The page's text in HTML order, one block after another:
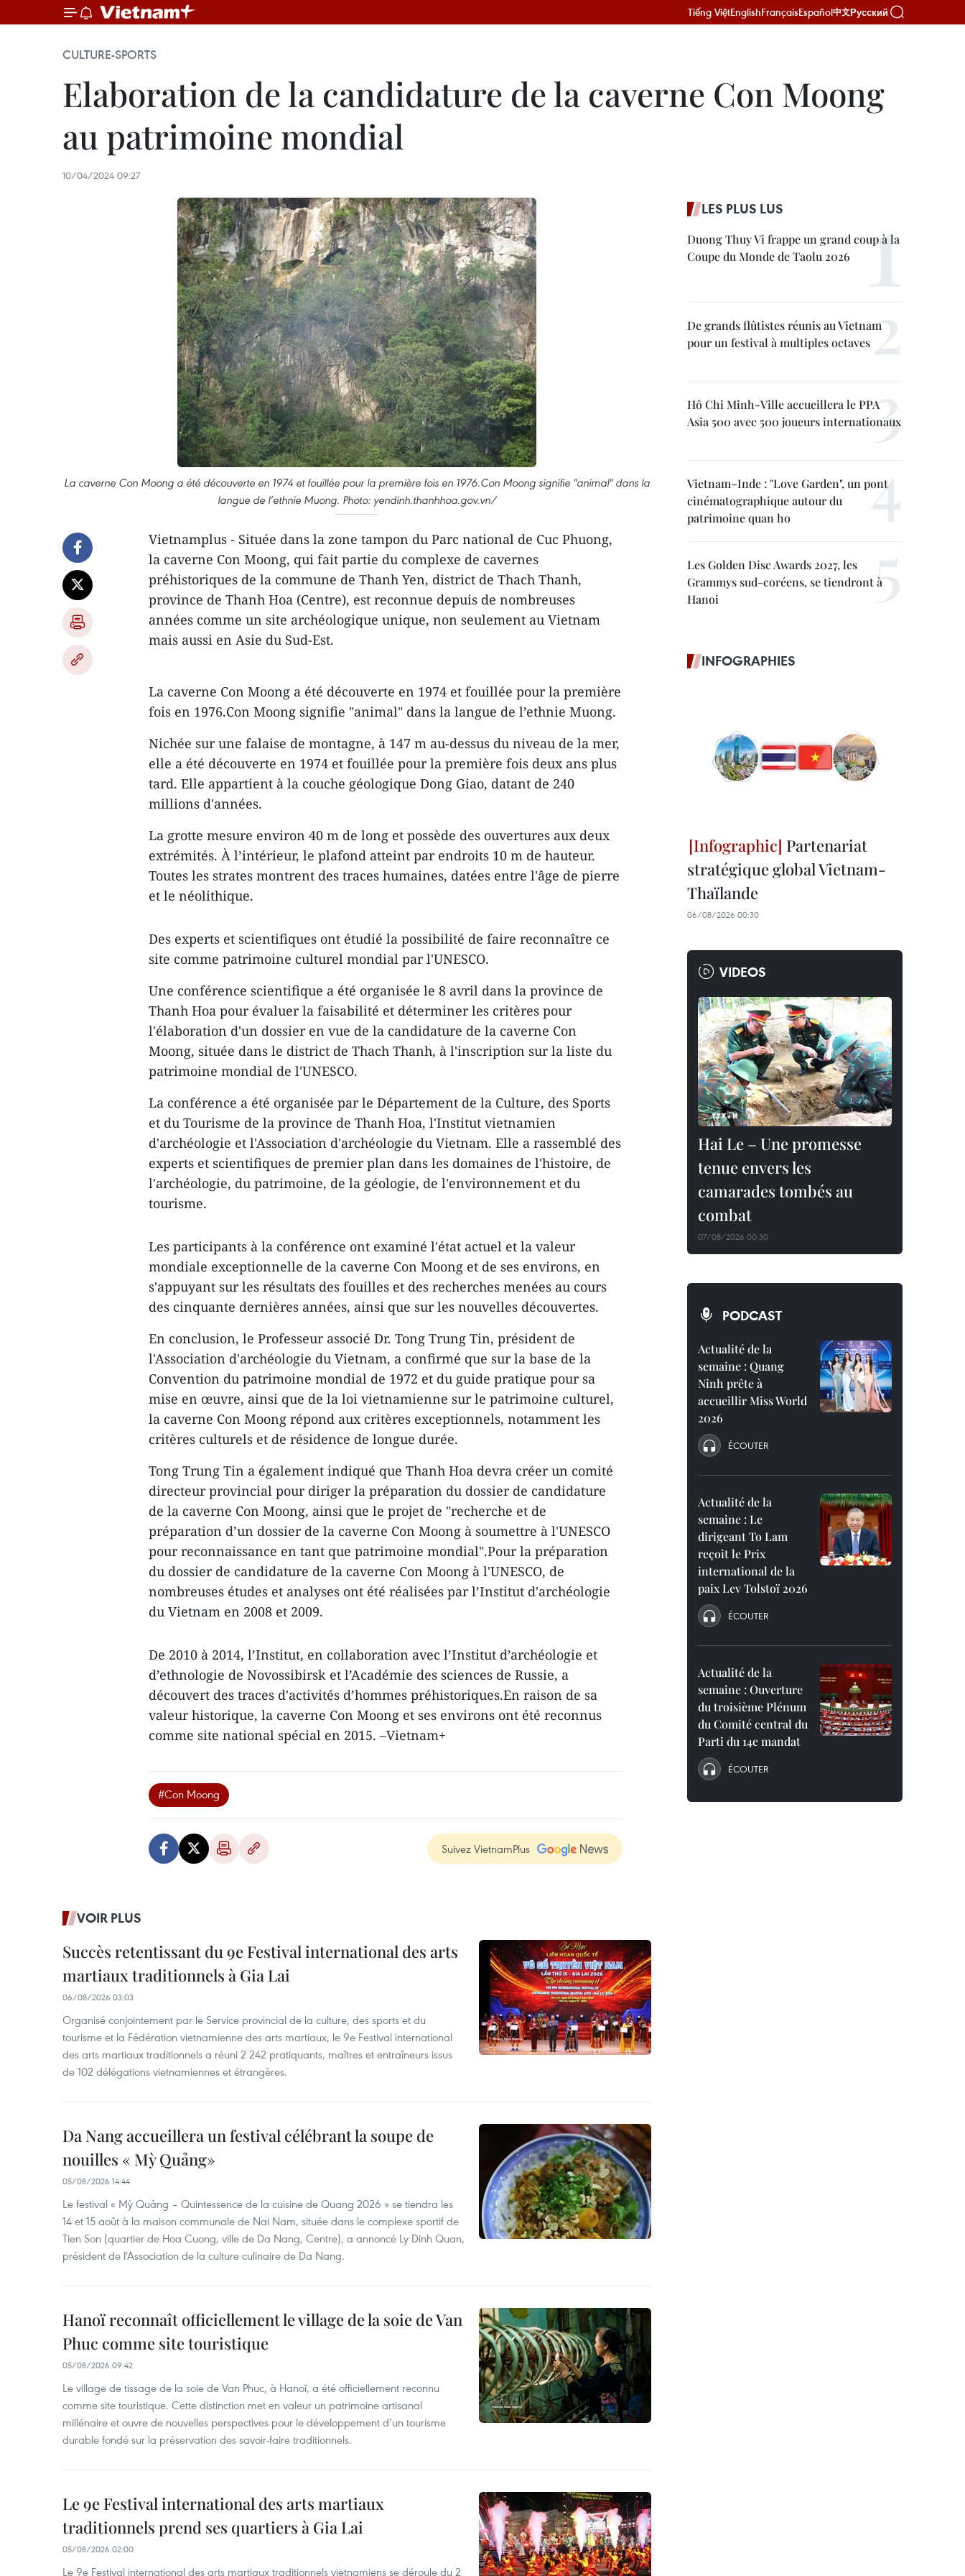
Tiếng ViệtEnglishFrançaisEspañol中文Русский
CULTURE-SPORTS
Elaboration de la candidature de la caverne Con Moong
au patrimoine mondial
10/04/2024 09:27
La caverne Con Moong a été découverte en 1974 et fouillée pour la première fois en 1976.Con Moong signifie "animal" dans la
langue de l’ethnie Muong. Photo: yendinh.thanhhoa.gov.vn/
Vietnamplus - Située dans la zone tampon du Parc national de Cuc Phuong,
la caverne Con Moong, qui fait partie du complexe de cavernes
préhistoriques de la commune de Thanh Yen, district de Thach Thanh,
province de Thanh Hoa (Centre), est reconnue depuis de nombreuses
années comme un site archéologique unique, non seulement au Vietnam
mais aussi en Asie du Sud-Est.
La caverne Con Moong a été découverte en 1974 et fouillée pour la première
fois en 1976.Con Moong signifie "animal" dans la langue de l’ethnie Muong.
Nichée sur une falaise de montagne, à 147 m au-dessus du niveau de la mer,
elle a été découverte en 1974 et fouillée pour la première fois deux ans plus
tard. Elle appartient à la couche géologique Dong Giao, datant de 240
millions d'années.
La grotte mesure environ 40 m de long et possède des ouvertures aux deux
extrémités. À l’intérieur, le plafond atteint par endroits 10 m de hauteur.
Toutes les strates montrent des traces humaines, datées entre l'âge de pierre
et le néolithique.
Des experts et scientifiques ont étudié la possibilité de faire reconnaître ce
site comme patrimoine culturel mondial par l'UNESCO.
Une conférence scientifique a été organisée le 8 avril dans la province de
Thanh Hoa pour évaluer la faisabilité et déterminer les critères pour
l'élaboration d'un dossier en vue de la candidature de la caverne Con
Moong, située dans le district de Thach Thanh, à l'inscription sur la liste du
patrimoine mondial de l'UNESCO.
La conférence a été organisée par le Département de la Culture, des Sports
et du Tourisme de la province de Thanh Hoa, l'Institut vietnamien
d'archéologie et l'Association d'archéologie du Vietnam. Elle a rassemblé des
experts et scientifiques de premier plan dans les domaines de l'histoire, de
l'archéologie, du patrimoine, de la géologie, de l'environnement et du
tourisme.
Les participants à la conférence ont examiné l'état actuel et la valeur
mondiale exceptionnelle de la caverne Con Moong et de ses environs, en
s'appuyant sur les résultats des fouilles et des recherches menées au cours
des cinquante dernières années, ainsi que sur les nouvelles découvertes.
En conclusion, le Professeur associé Dr. Tong Trung Tin, président de
l'Association d'archéologie du Vietnam, a confirmé que sur la base de la
Convention du patrimoine mondial de 1972 et du guide pratique pour sa
mise en œuvre, ainsi que de la loi vietnamienne sur le patrimoine culturel,
la caverne Con Moong répond aux critères exceptionnels, notamment les
critères culturels et de résidence de longue durée.
Tong Trung Tin a également indiqué que Thanh Hoa devra créer un comité
directeur provincial pour diriger la préparation du dossier de candidature
de la caverne Con Moong, ainsi que le projet de "recherche et de
préparation d’un dossier de la caverne Con Moong à soumettre à l'UNESCO
pour reconnaissance en tant que patrimoine mondial".Pour la préparation
du dossier de candidature de la caverne Con Moong à l'UNESCO, de
nombreuses études et analyses ont été réalisées par l’Institut d'archéologie
du Vietnam en 2008 et 2009.
De 2010 à 2014, l’Institut, en collaboration avec l’Institut d’archéologie et
d’ethnologie de Novossibirsk et l’Académie des sciences de Russie, a
découvert des traces d'activités d’hommes préhistoriques.En raison de sa
valeur historique, la caverne Con Moong et ses environs ont été reconnus
comme site national spécial en 2015. –Vietnam+
#Con Moong
Suivez VietnamPlus
VOIR PLUS
Succès retentissant du 9e Festival international des arts
martiaux traditionnels à Gia Lai
06/08/2026 03:03
Organisé conjointement par le Service provincial de la culture, des sports et du
tourisme et la Fédération vietnamienne des arts martiaux, le 9e Festival international
des arts martiaux traditionnels a réuni 2 242 pratiquants, maîtres et entraîneurs issus
de 102 délégations vietnamiennes et étrangères.
Da Nang accueillera un festival célébrant la soupe de
nouilles « Mỳ Quảng»
05/08/2026 14:44
Le festival « Mỳ Quảng – Quintessence de la cuisine de Quang 2026 » se tiendra les
14 et 15 août à la maison communale de Nai Nam, située dans le complexe sportif de
Tien Son (quartier de Hoa Cuong, ville de Da Nang, Centre), a annoncé Ly Dinh Quan,
président de l'Association de la culture culinaire de Da Nang.
Hanoï reconnaît officiellement le village de la soie de Van
Phuc comme site touristique
05/08/2026 09:42
Le village de tissage de la soie de Van Phuc, à Hanoï, a été officiellement reconnu
comme site touristique. Cette distinction met en valeur un patrimoine artisanal
millénaire et ouvre de nouvelles perspectives pour le développement d’un tourisme
durable fondé sur la préservation des savoir-faire traditionnels.
Le 9e Festival international des arts martiaux
traditionnels prend ses quartiers à Gia Lai
05/08/2026 02:00
Le 9e Festival international des arts martiaux traditionnels vietnamiens se déroule du 2
LES PLUS LUS
Duong Thuy Vi frappe un grand coup à la
Coupe du Monde de Taolu 2026
De grands flûtistes réunis au Vietnam
pour un festival à multiples octaves
Hô Chi Minh-Ville accueillera le PPA
Asia 500 avec 500 joueurs internationaux
Vietnam–Inde : "Love Garden", un pont
cinématographique autour du
patrimoine quan ho
Les Golden Disc Awards 2027, les
Grammys sud-coréens, se tiendront à
Hanoi
INFOGRAPHIES
Partenariat
stratégique global Vietnam-
Thaïlande
06/08/2026 00:30
VIDEOS
Hai Le – Une promesse
tenue envers les
camarades tombés au
combat
07/08/2026 00:30
PODCAST
Actualité de la
semaine : Quang
Ninh prête à
accueillir Miss World
2026
ÉCOUTER
Actualité de la
semaine : Le
dirigeant To Lam
reçoit le Prix
international de la
paix Lev Tolstoï 2026
ÉCOUTER
Actualité de la
semaine : Ouverture
du troisième Plénum
du Comité central du
Parti du 14e mandat
ÉCOUTER